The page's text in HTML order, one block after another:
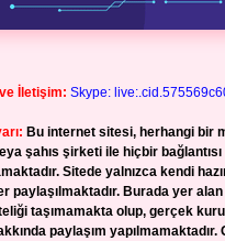
İletişim: Skype:
Bu internet sitesi, herhangi bir
şahıs şirketi ile hiçbir bağlantısı
Sitede yalnızca kendi
paylaşılmaktadır. Burada yer
taşımamakta olup, gerçek
paylaşım yapılmamaktadır.